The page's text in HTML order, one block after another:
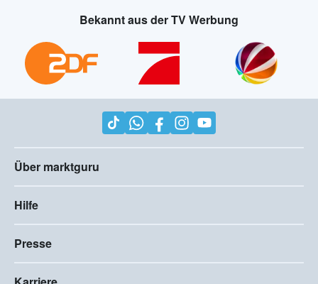
Bekannt aus der TV Werbung
Über marktguru
Hilfe
Presse